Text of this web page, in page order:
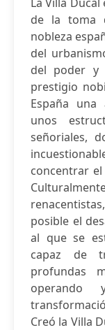
de la toma
nobleza
del
del poder y
prestigio
España una
unos
señoriales,
concentrar
posible el
al que se
capaz de
profundas
operando
Creó la Villa